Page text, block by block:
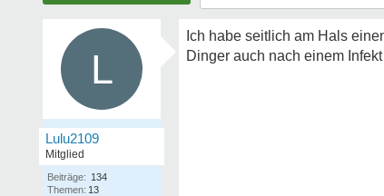
L
Lulu2109
Mitglied
Beiträge: 134
Themen: 13
Ich habe seitlich am Hals
Dinger auch nach einem